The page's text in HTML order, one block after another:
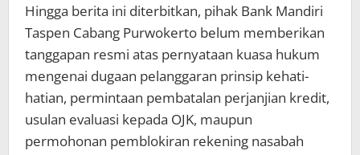
Hingga berita ini diterbitkan, pihak Bank Mandiri
Taspen Cabang Purwokerto belum memberikan
tanggapan resmi atas pernyataan kuasa hukum
mengenai dugaan pelanggaran prinsip kehati-
hatian, permintaan pembatalan perjanjian kredit,
usulan evaluasi kepada OJK, maupun
permohonan pemblokiran rekening nasabah